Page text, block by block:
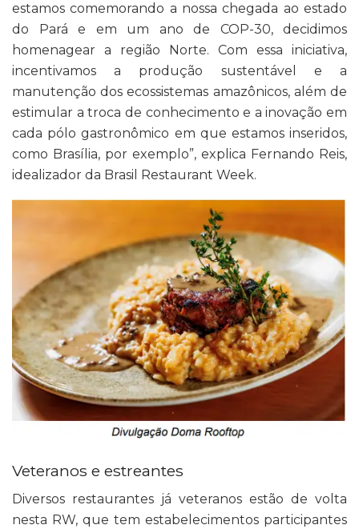
estamos comemorando a nossa chegada ao estado
do Pará e em um ano de COP-30, decidimos
homenagear a região Norte. Com essa iniciativa,
incentivamos a produção sustentável e a
manutenção dos ecossistemas amazônicos, além de
estimular a troca de conhecimento e a inovação em
cada pólo gastronômico em que estamos inseridos,
como Brasília, por exemplo”, explica Fernando Reis,
idealizador da Brasil Restaurant Week.
Veteranos e estreantes
Diversos restaurantes já veteranos estão de volta
nesta RW, que tem estabelecimentos participantes